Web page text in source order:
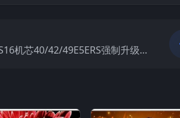
机芯40/42/49E5ERS强制升级救